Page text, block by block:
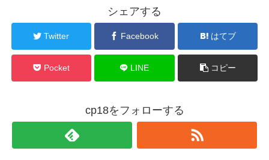
シェアする
Twitter Facebook はてブ
Pocket LINE コピー
cp18をフォローする